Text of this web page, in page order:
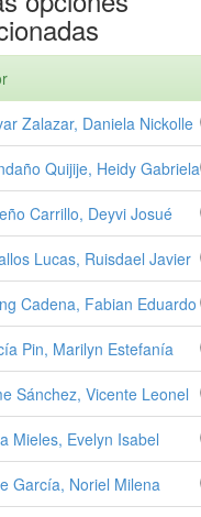
Zalazar, Daniela Nickolle
Quijije, Heidy Gabriela
Carrillo, Deyvi Josué
Lucas, Ruisdael Javier
Cadena, Fabian Eduardo
Pin, Marilyn Estefanía
Sánchez, Vicente Leonel
Mieles, Evelyn Isabel
García, Noriel Milena